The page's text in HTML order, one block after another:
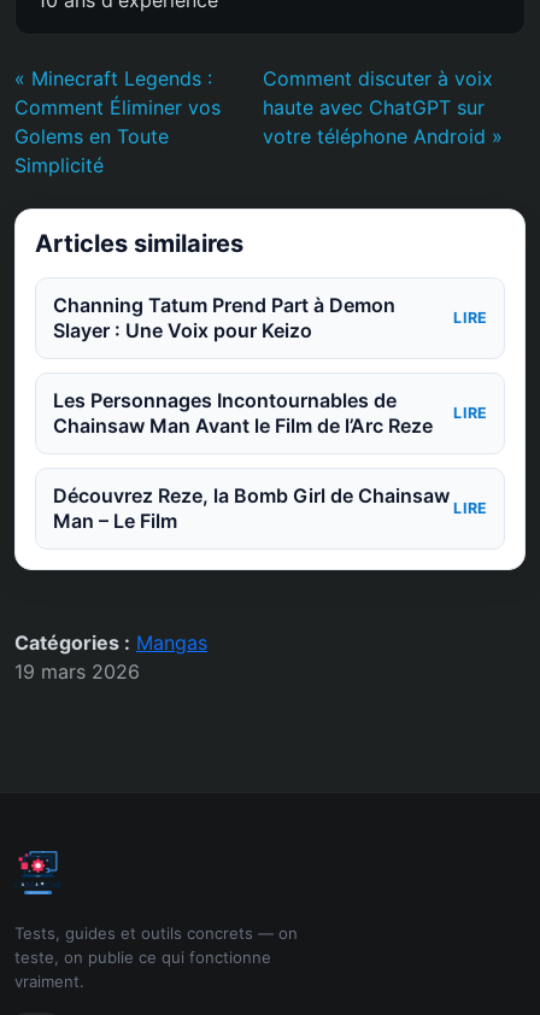
« Minecraft Legends :
Comment Éliminer vos
Golems en Toute
Simplicité
Comment discuter à voix
haute avec ChatGPT sur
votre téléphone Android »
Articles similaires
Channing Tatum Prend Part à Demon
Slayer : Une Voix pour Keizo
LIRE
Les Personnages Incontournables de
Chainsaw Man Avant le Film de l’Arc Reze
LIRE
Découvrez Reze, la Bomb Girl de Chainsaw
Man – Le Film
LIRE
Catégories : Mangas
19 mars 2026
Tests, guides et outils concrets — on
teste, on publie ce qui fonctionne
vraiment.